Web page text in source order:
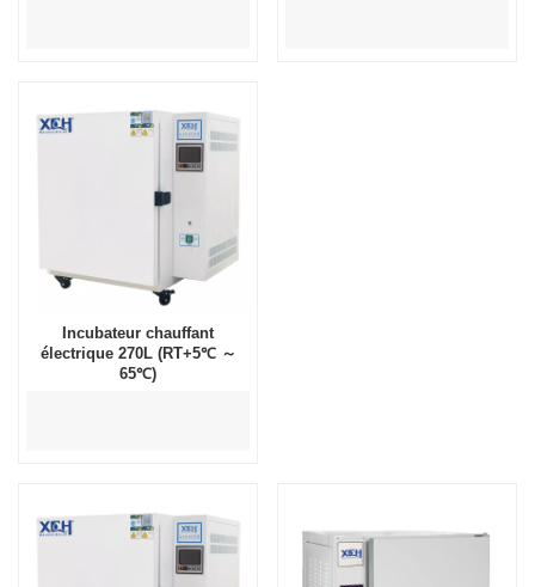
Incubateur chauffant
électrique 270L (RT+5℃ ～
65℃)